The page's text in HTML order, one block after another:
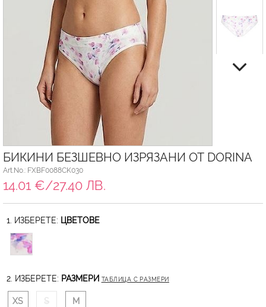
БИКИНИ БЕЗШЕВНО ИЗРЯЗАНИ ОТ DORINA
Art.No.: FXBF0088CK030
14.01 €/27.40 ЛВ.
1. ИЗБЕРЕТЕ: ЦВЕТОВЕ
2. ИЗБЕРЕТЕ: РАЗМЕРИ ТАБЛИЦА С РАЗМЕРИ
XS S M